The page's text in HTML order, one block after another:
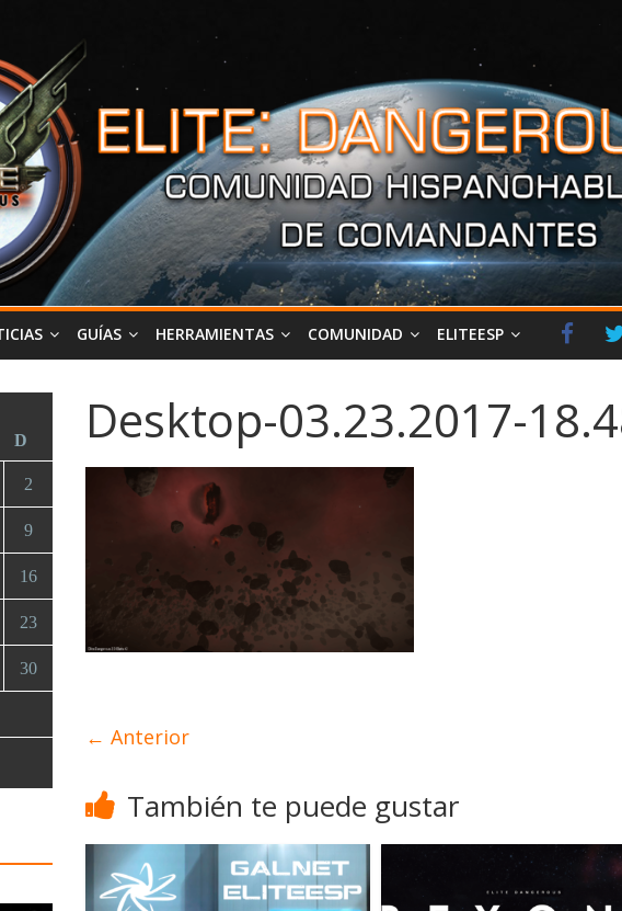
GUÍAS HERRAMIENTAS COMUNIDAD ELITEESP
Desktop-03.23.2017-
← Anterior
También te puede gustar
D
2
9
16
23
30
Desarrollo Noticias
Elite Dangerous recibe la